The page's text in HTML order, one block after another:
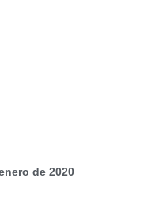
de 2020